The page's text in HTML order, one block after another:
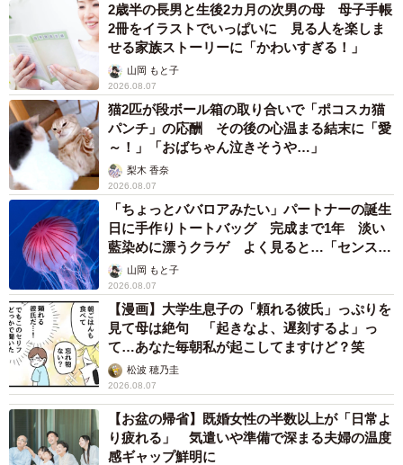
▽おしゃれだし、スタイルがいいから。（50代・女性）
▽個性的でおしゃれだから。（40代・女性）
4/4
一緒に街を歩きたいと思うファッションの男性芸能人ランキング一位は
目黒連 ※画像はイメージです (taka/stock.adobe.com/)
【出典】
▽リシャール／一緒に街を歩きたいと思うファッションの
男性芸能人に関するアンケート
2歳半の長男と生後2カ月の次男の母 母子手帳
2冊をイラストでいっぱいに 見る人を楽しま
せる家族ストーリーに「かわいすぎる！」
山岡 もと子
2026.08.07
猫2匹が段ボール箱の取り合いで「ポコスカ猫
パンチ」の応酬 その後の心温まる結末に「愛
～！」「おばちゃん泣きそうや…」
梨木 香奈
2026.08.07
「ちょっとババロアみたい」パートナーの誕生
日に手作りトートバッグ 完成まで1年 淡い
藍染めに漂うクラゲ よく見ると…「センスす
ごい」山岡 もと子
2026.08.07
【漫画】大学生息子の「頼れる彼氏」っぷりを
見て母は絶句 「起きなよ、遅刻するよ」っ
て…あなた毎朝私が起こしてますけど？笑
松波 穂乃圭
2026.08.07
【お盆の帰省】既婚女性の半数以上が「日常よ
り疲れる」 気遣いや準備で深まる夫婦の温度
感ギャップ鮮明に